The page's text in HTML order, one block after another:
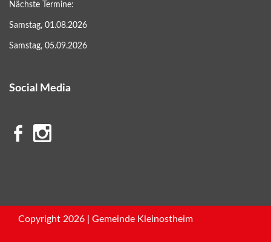
Nächste Termine:
Samstag, 01.08.2026
Samstag, 05.09.2026
Social Media
Copyright 2026 | Gemeinde Kleinostheim